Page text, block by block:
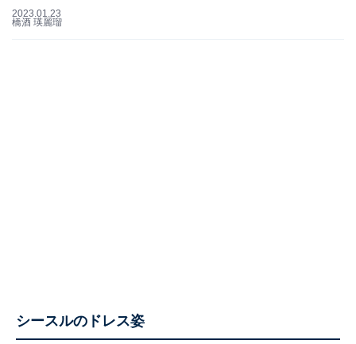
2023.01.23
橋酒 瑛麗瑠
シースルのドレス姿